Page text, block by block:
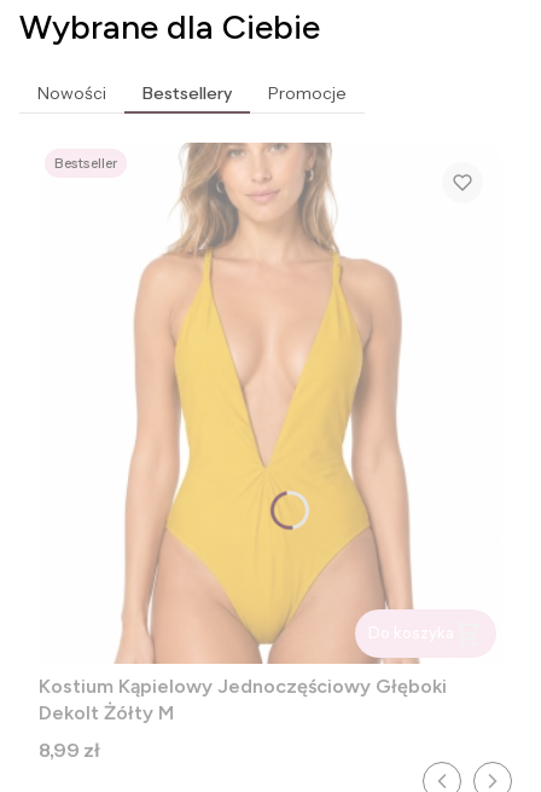
Wybrane dla Ciebie
Nowości Bestsellery Promocje
Bestseller
Kostium Kąpielowy Jednoczęściowy Głęboki
Dekolt Żółty M
Cena
8,99 zł